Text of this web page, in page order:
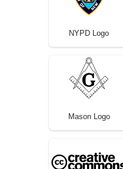
NYPD Logo
Mason Logo